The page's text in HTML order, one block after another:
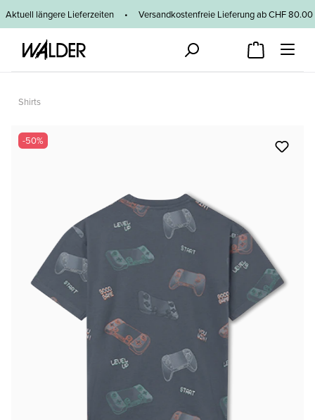
Zum Hauptinhalt springen
Aktuell längere Lieferzeiten • Versandkostenfreie Lieferung ab CHF
Shirts
Bildergalerie überspringen
-50%